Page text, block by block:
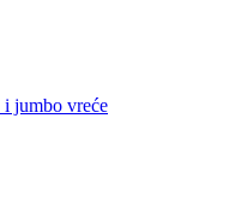
jumbo vreće